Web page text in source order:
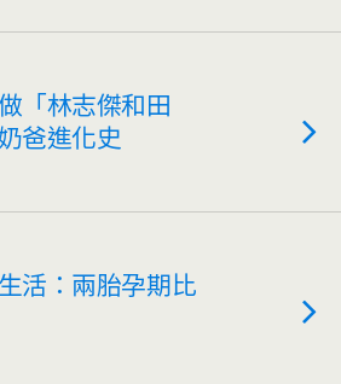
「林志傑和田
爸進化史
活：兩胎孕期比